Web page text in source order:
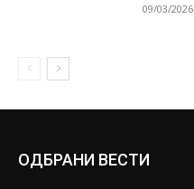
09/03/2026
ОДБРАНИ ВЕСТИ